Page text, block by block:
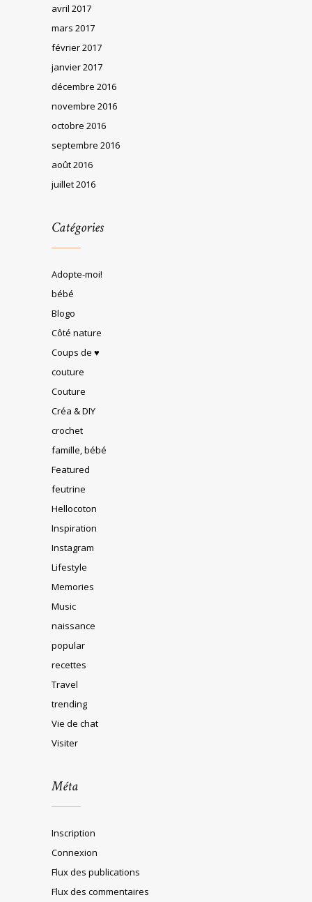
avril 2017
mars 2017
février 2017
janvier 2017
décembre 2016
novembre 2016
octobre 2016
septembre 2016
août 2016
juillet 2016
Catégories
Adopte-moi!
bébé
Blogo
Côté nature
Coups de ♥
couture
Couture
Créa & DIY
crochet
famille, bébé
Featured
feutrine
Hellocoton
Inspiration
Instagram
Lifestyle
Memories
Music
naissance
popular
recettes
Travel
trending
Vie de chat
Visiter
Méta
Inscription
Connexion
Flux des publications
Flux des commentaires